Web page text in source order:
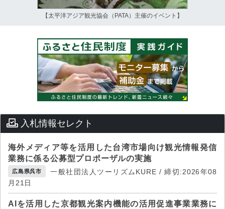
【太平洋アジア観光協会（PATA）主催のイベント】
入札情報セレクト
海外メディア等を活用した台湾市場向け観光情報発信
業務に係る公募型プロポーザルの実施
広島県呉市
一般社団法人ツーリズムKURE / 締切:2026年08
月21日
AIを活用した京都観光案内機能の活用促進事業業務に